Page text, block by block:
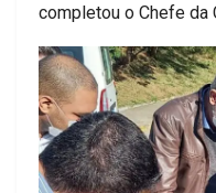
completou o Chefe da